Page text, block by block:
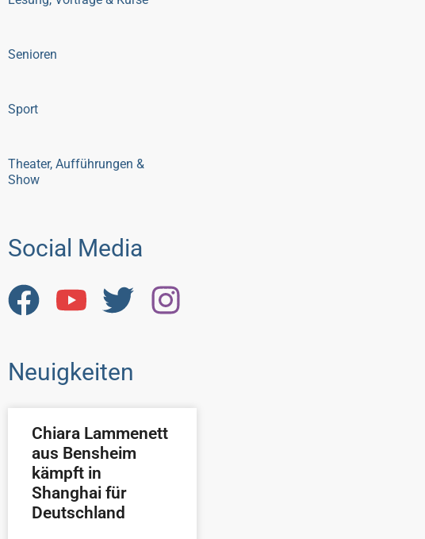
Senioren
Sport
Theater, Aufführungen &
Show
Social Media
Neuigkeiten
Chiara Lammenett
aus Bensheim
kämpft in
Shanghai für
Deutschland